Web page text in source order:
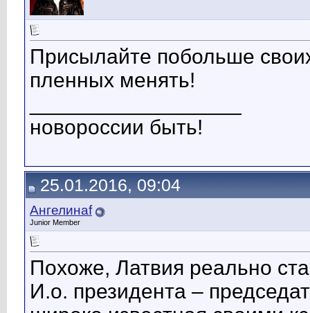
Присылайте побольше
пленных менять!
новороссии быть!
25.01.2016, 09:04
Ангелинаf
Junior Member
Похоже, Латвия реально
И.о. президента –